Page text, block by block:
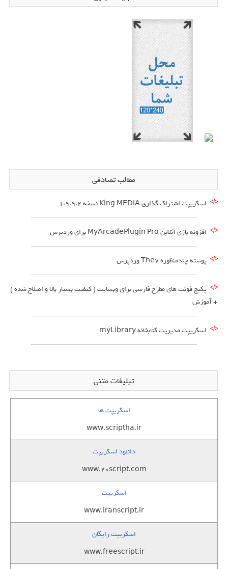
مطالب تصادفی
اسکریپت اشتراک گذاری King MEDIA نسخه 1.9.9.2
افزونه بازی آنلاین MyArcadePlugin Pro برای وردپرس
پوسته چندمنظوره The7 وردپرس
پکیج فونت های مطرح فارسی برای وبسایت ( کیفیت بسیار بالا و اصلاح شده )
+ آموزش
اسکریپت مدیریت کتابخانه myLibrary
تبلیغات متنی
اسکریپت ها
www.scriptha.ir
دانلود اسکریپت
www.20script.com
اسکریپت
www.iranscript.ir
اسکریپت رایگان
www.freescript.ir